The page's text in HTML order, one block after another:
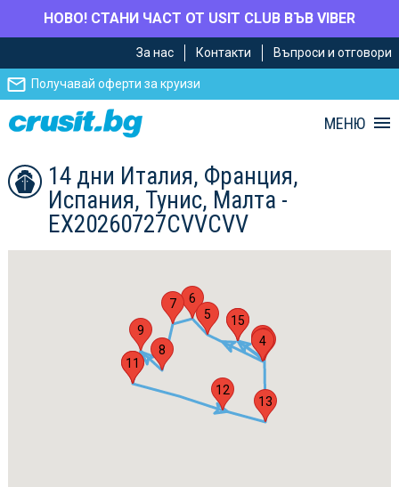
НОВО! СТАНИ ЧАСТ ОТ USIT CLUB ВЪВ VIBER
главното
съдържание
Навигацията
За нас Контакти Въпроси и отговори
Получавай оферти за круизи
МЕНЮ
14 дни Италия, Франция,
Испания, Тунис, Малта -
EX20260727CVVCVV
1
2
3
4
5
6
7
8
9
10
11
12
13
14
15